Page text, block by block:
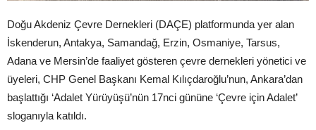
Doğu Akdeniz Çevre Dernekleri (DAÇE) platformunda yer alan
İskenderun, Antakya, Samandağ, Erzin, Osmaniye, Tarsus,
Adana ve Mersin’de faaliyet gösteren çevre dernekleri yönetici ve
üyeleri, CHP Genel Başkanı Kemal Kılıçdaroğlu’nun, Ankara’dan
başlattığı ‘Adalet Yürüyüşü’nün 17nci gününe ‘Çevre için Adalet’
sloganıyla katıldı.